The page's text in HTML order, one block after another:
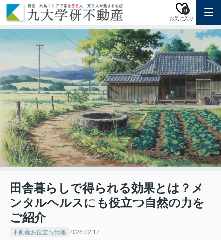
お気に入り
0
田舎暮らしで得られる効果とは？メ
ンタルヘルスにも役立つ自然の力を
ご紹介
不動産お役立ち情報 2026.02.17